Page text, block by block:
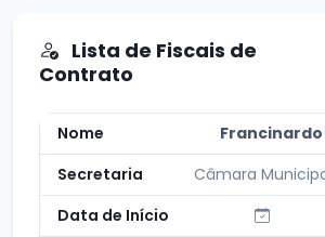
Lista de Fiscais de
Contrato
Câmara